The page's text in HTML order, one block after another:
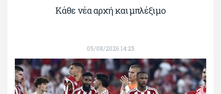
Κάθε νέα αρχή και μπλέξιμο
05/08/2026 14:25